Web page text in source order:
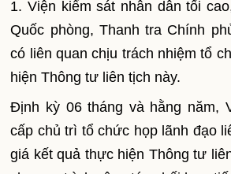
1. Viện kiểm sát nhân dân tối
Quốc phòng, Thanh tra Chính
có liên quan chịu trách nhiệm tổ
hiện Thông tư liên tịch này.
Định kỳ 06 tháng và hằng năm,
cấp chủ trì tổ chức họp lãnh đạo
giá kết quả thực hiện Thông tư